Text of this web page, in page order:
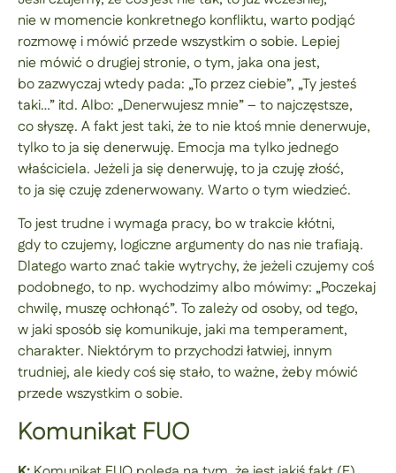
nie w momencie konkretnego konfliktu, warto podjąć
rozmowę i mówić przede wszystkim o sobie. Lepiej
nie mówić o drugiej stronie, o tym, jaka ona jest,
bo zazwyczaj wtedy pada: „To przez ciebie”, „Ty jesteś
taki…” itd. Albo: „Denerwujesz mnie” – to najczęstsze,
co słyszę. A fakt jest taki, że to nie ktoś mnie denerwuje,
tylko to ja się denerwuję. Emocja ma tylko jednego
właściciela. Jeżeli ja się denerwuję, to ja czuję złość,
to ja się czuję zdenerwowany. Warto o tym wiedzieć.
To jest trudne i wymaga pracy, bo w trakcie kłótni,
gdy to czujemy, logiczne argumenty do nas nie trafiają.
Dlatego warto znać takie wytrychy, że jeżeli czujemy coś
podobnego, to np. wychodzimy albo mówimy: „Poczekaj
chwilę, muszę ochłonąć”. To zależy od osoby, od tego,
w jaki sposób się komunikuje, jaki ma temperament,
charakter. Niektórym to przychodzi łatwiej, innym
trudniej, ale kiedy coś się stało, to ważne, żeby mówić
przede wszystkim o sobie.
Komunikat FUO